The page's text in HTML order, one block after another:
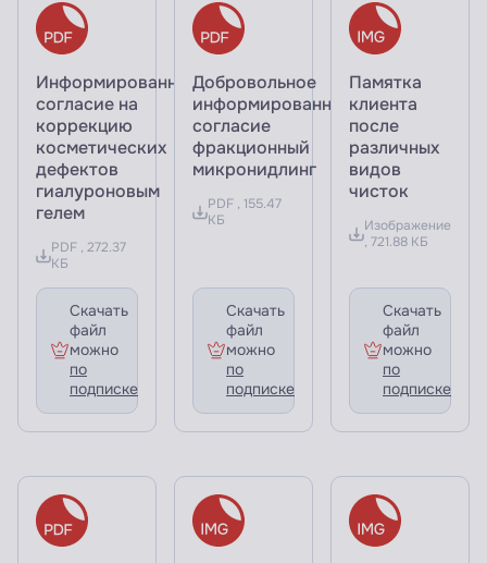
Информированное
согласие на
коррекцию
косметических
дефектов
гиалуроновым
гелем
PDF , 272.37
КБ
Скачать
файл
можно
по
подписке
Добровольное
информированное
согласие
фракционный
микронидлинг
PDF , 155.47
КБ
Скачать
файл
можно
по
подписке
Памятка
клиента
после
различных
видов
чисток
Изображение
, 721.88 КБ
Скачать
файл
можно
по
подписке